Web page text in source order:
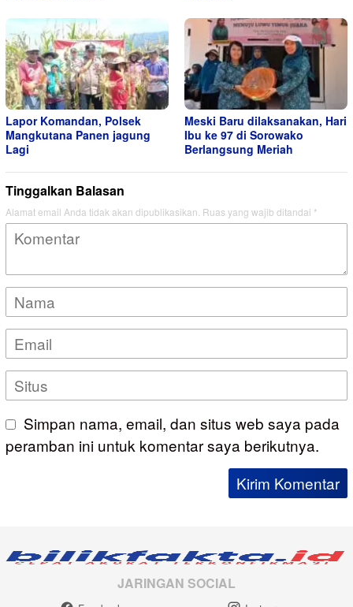
Lapor Komandan, Polsek
Mangkutana Panen jagung
Lagi
Meski Baru dilaksanakan, Hari
Ibu ke 97 di Sorowako
Berlangsung Meriah
Tinggalkan Balasan
Alamat email Anda tidak akan dipublikasikan. Ruas yang wajib ditandai *
Simpan nama, email, dan situs web saya pada
peramban ini untuk komentar saya berikutnya.
JARINGAN SOCIAL